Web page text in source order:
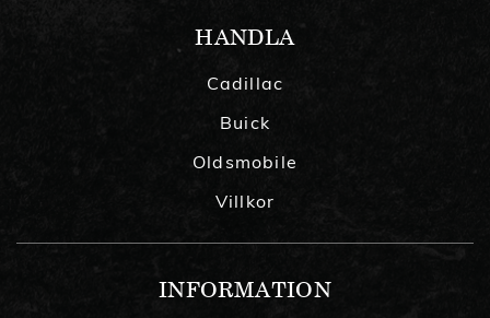
HANDLA
Cadillac
Buick
Oldsmobile
Villkor
INFORMATION